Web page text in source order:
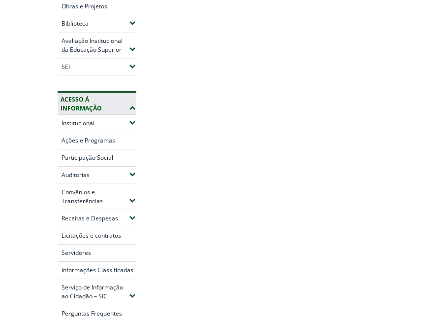
Obras e Projetos
Biblioteca (Expandir submenus)
Avaliação Institucional
da Educação Superior(Expandir submenus)
SEI(Expandir submenus)
ACESSO À
INFORMAÇÃO
Institucional (Expandir submenus)
Ações e Programas
Participação Social
Auditorias(Expandir submenus)
Convênios e
Transferências(Expandir submenus)
Receitas e Despesas(Expandir submenus)
Licitações e contratos
Servidores
Informações Classificadas
Serviço de Informação
ao Cidadão – SIC (Expandir submenus)
Perguntas Frequentes